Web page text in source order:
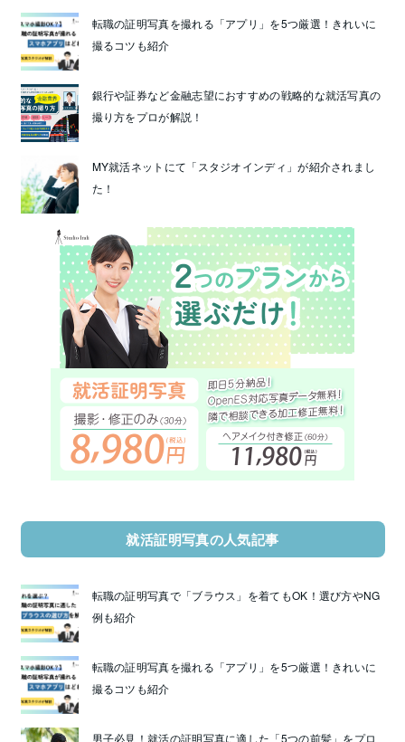
転職の証明写真を撮れる「アプリ」を5つ厳選！きれいに
撮るコツも紹介
銀行や証券など金融志望におすすめの戦略的な就活写真の
撮り方をプロが解説！
MY就活ネットにて「スタジオインディ」が紹介されまし
た！
就活証明写真の人気記事
転職の証明写真で「ブラウス」を着てもOK！選び方やNG
例も紹介
転職の証明写真を撮れる「アプリ」を5つ厳選！きれいに
撮るコツも紹介
男子必見！就活の証明写真に適した「5つの前髪」をプロ